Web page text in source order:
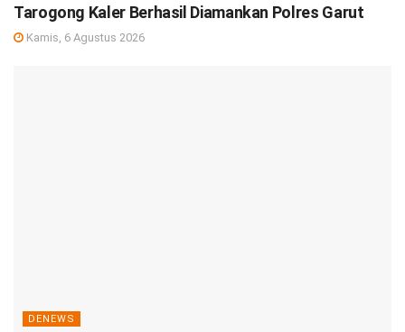
Tarogong Kaler Berhasil Diamankan Polres Garut
Kamis, 6 Agustus 2026
DENEWS